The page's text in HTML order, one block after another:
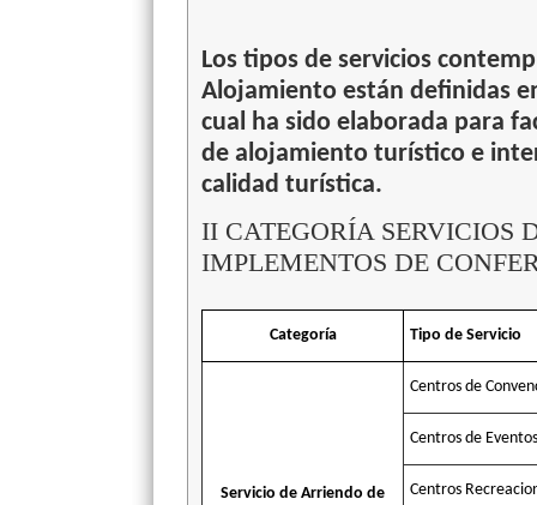
Los tipos de servicios
Alojamiento están definidas
cual ha sido elaborada para
de alojamiento turístico e
calidad turística.
II CATEGORÍA SERVICIOS
IMPLEMENTOS DE
Categoría Tipo de Servicio
Servicio de Arriendo de
Centros de
Centros de Eventos
Centros